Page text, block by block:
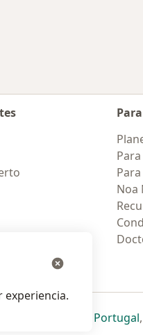
Noa
una nueva pestaña
en una nueva pestaña
se abre en una
se abre
Portugal,
experiencia.